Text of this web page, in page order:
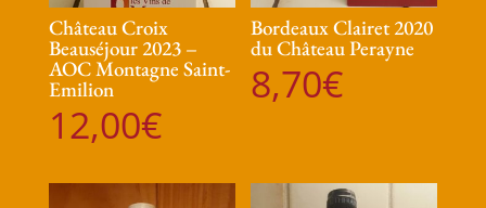
Château Croix
Beauséjour 2023 –
AOC Montagne Saint-
Emilion
12,00€
Bordeaux Clairet 2020
du Château Perayne
8,70€